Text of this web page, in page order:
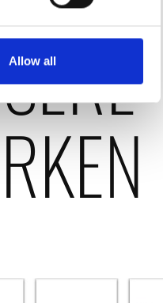
Allow all